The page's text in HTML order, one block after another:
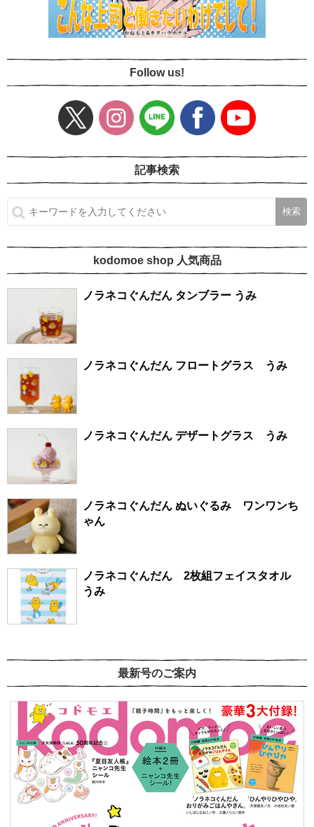
Follow us!
記事検索
kodomoe shop 人気商品
ノラネコぐんだん タンブラー うみ
ノラネコぐんだん フロートグラス うみ
ノラネコぐんだん デザートグラス うみ
ノラネコぐんだん ぬいぐるみ ワンワンち
ゃん
ノラネコぐんだん 2枚組フェイスタオル
うみ
最新号のご案内